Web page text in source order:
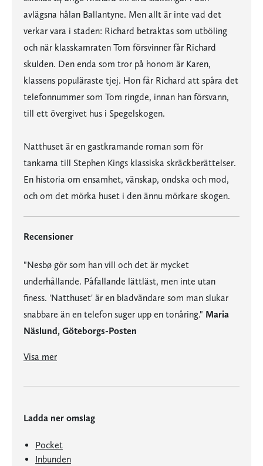
avlägsna hålan Ballantyne. Men allt är inte vad det
verkar vara i staden: Richard betraktas som utböling
och när klasskamraten Tom försvinner får Richard
skulden. Den enda som tror på honom är Karen,
klassens populäraste tjej. Hon får Richard att spåra det
telefonnummer som Tom ringde, innan han försvann,
till ett övergivet hus i Spegelskogen.
Natthuset är en gastkramande roman som för
tankarna till Stephen Kings klassiska skräckberättelser.
En historia om ensamhet, vänskap, ondska och mod,
och om det mörka huset i den ännu mörkare skogen.
Recensioner
"Nesbø gör som han vill och det är mycket
underhållande. Påfallande lättläst, men inte utan
finess. 'Natthuset' är en bladvändare som man slukar
snabbare än en telefon suger upp en tonåring." Maria
Näslund, Göteborgs-Posten
Visa mer
Ladda ner omslag
Pocket
Inbunden